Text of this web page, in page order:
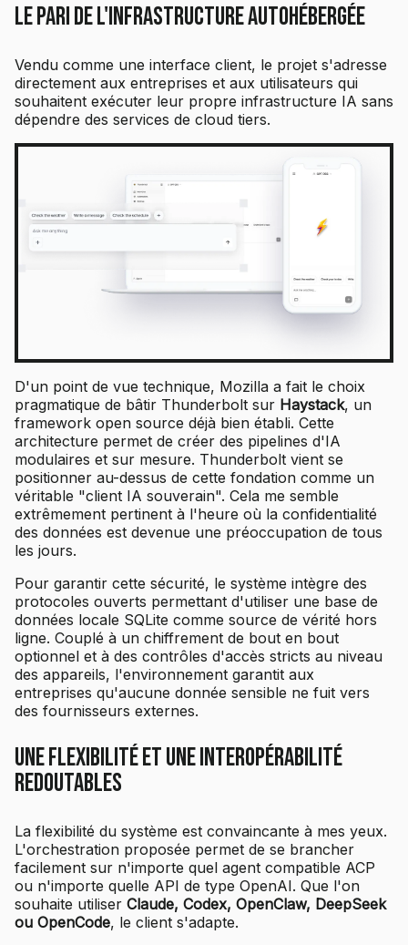
Le pari de l'infrastructure autohébergée
Vendu comme une interface client, le projet s'adresse
directement aux entreprises et aux utilisateurs qui
souhaitent exécuter leur propre infrastructure IA sans
dépendre des services de cloud tiers.
D'un point de vue technique, Mozilla a fait le choix
pragmatique de bâtir Thunderbolt sur Haystack, un
framework open source déjà bien établi. Cette
architecture permet de créer des pipelines d'IA
modulaires et sur mesure. Thunderbolt vient se
positionner au-dessus de cette fondation comme un
véritable "client IA souverain". Cela me semble
extrêmement pertinent à l'heure où la confidentialité
des données est devenue une préoccupation de tous
les jours.
Pour garantir cette sécurité, le système intègre des
protocoles ouverts permettant d'utiliser une base de
données locale SQLite comme source de vérité hors
ligne. Couplé à un chiffrement de bout en bout
optionnel et à des contrôles d'accès stricts au niveau
des appareils, l'environnement garantit aux
entreprises qu'aucune donnée sensible ne fuit vers
des fournisseurs externes.
Une flexibilité et une interopérabilité
redoutables
La flexibilité du système est convaincante à mes yeux.
L'orchestration proposée permet de se brancher
facilement sur n'importe quel agent compatible ACP
ou n'importe quelle API de type OpenAI. Que l'on
souhaite utiliser Claude, Codex, OpenClaw, DeepSeek
ou OpenCode, le client s'adapte.